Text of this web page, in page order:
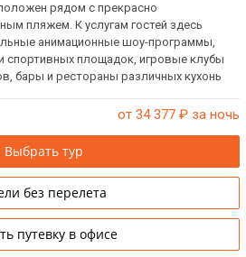
рядом с прекрасно
пляжем. К услугам гостей здесь
анимационные шоу-программы,
спортивных площадок, игровые клубы
бары и рестораны различных кухонь
от 34 377 ₽ за ночь
Выбрать тур
без перелета
путевку в офисе